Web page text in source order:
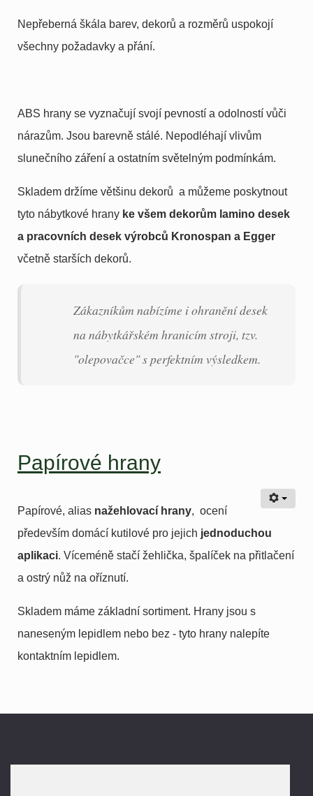
Nepřeberná škála barev, dekorů a rozměrů uspokojí
všechny požadavky a přání.
ABS hrany se vyznačují svojí pevností a odolností vůči
nárazům. Jsou barevně stálé. Nepodléhají vlivům
slunečního záření a ostatním světelným podmínkám.
Skladem držíme většinu dekorů a můžeme poskytnout
tyto nábytkové hrany ke všem dekorům lamino desek
a pracovních desek výrobců Kronospan a Egger
včetně starších dekorů.
Zákazníkům nabízíme i ohranění desek
na nábytkářském hranicím stroji, tzv.
"olepovačce" s perfektním výsledkem.
Papírové hrany
Papírové, alias nažehlovací hrany, ocení
především domácí kutilové pro jejich jednoduchou
aplikaci. Víceméně stačí žehlička, špalíček na přitlačení
a ostrý nůž na oříznutí.
Skladem máme základní sortiment. Hrany jsou s
naneseným lepidlem nebo bez - tyto hrany nalepíte
kontaktním lepidlem.